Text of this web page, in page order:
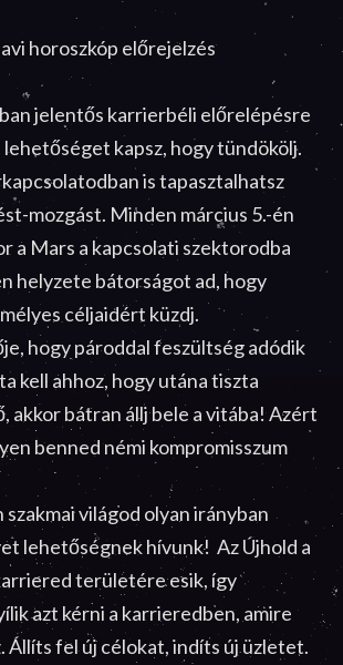
horoszkóp előrejelzés
jelentős karrierbéli előrelépésre
lehetőséget kapsz, hogy tündökölj.
is tapasztalhatsz
mozgást. Minden március 5.-én
a Mars a kapcsolati szektorodba
helyzete bátorságot ad, hogy
céljaidért küzdj.
hogy pároddal feszültség adódik
kell ahhoz, hogy utána tiszta
akkor bátran állj bele a vitába! Azért
benned némi kompromisszum
szakmai világod olyan irányban
lehetőségnek hívunk! Az Újhold a
területére esik, így
azt kérni a karrieredben, amire
Állíts fel új célokat, indíts új üzletet.